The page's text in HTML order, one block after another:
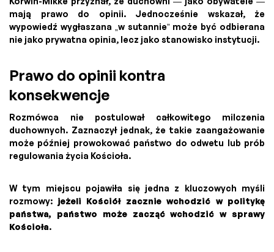
mają prawo do opinii. Jednocześnie wskazał, że
wypowiedź wygłaszana „w sutannie” może być odbierana
nie jako prywatna opinia, lecz jako stanowisko instytucji.
Prawo do opinii kontra
konsekwencje
Rozmówca nie postulował całkowitego milczenia
duchownych. Zaznaczył jednak, że takie zaangażowanie
może później prowokować państwo do odwetu lub prób
regulowania życia Kościoła.
W tym miejscu pojawiła się jedna z kluczowych myśli
rozmowy: jeżeli Kościół zacznie wchodzić w politykę
państwa, państwo może zacząć wchodzić w sprawy
Kościoła.